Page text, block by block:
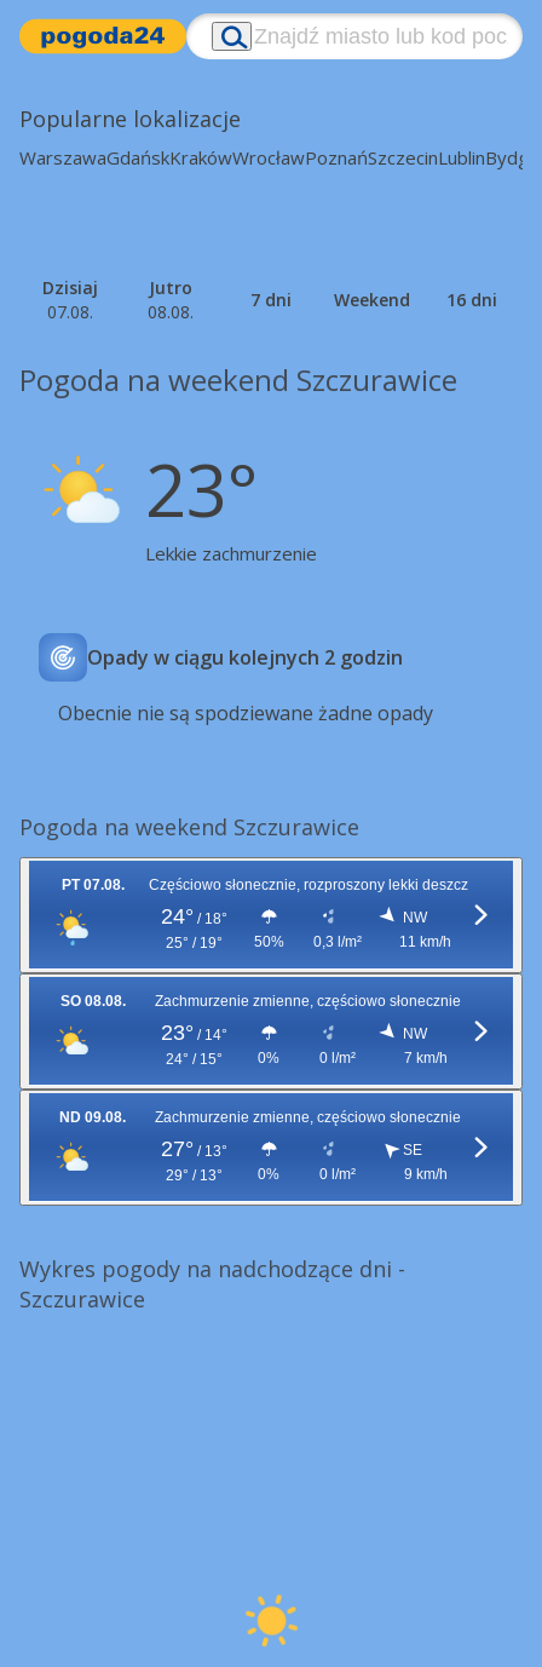
Popularne lokalizacje
WarszawaGdańskKrakówWrocławPoznańSzczecinLublin
Dzisiaj
07.08.
Jutro
08.08.
7 dni Weekend 16 dni
Pogoda na weekend Szczurawice
23°
Lekkie zachmurzenie
Opady w ciągu kolejnych 2 godzin
Obecnie nie są spodziewane żadne opady
Pogoda na weekend Szczurawice
PT 07.08. Częściowo słonecznie, rozproszony lekki deszcz
24° / 18°
25° / 19°
50% 0,3 l/m²
NW
11 km/h
SO 08.08. Zachmurzenie zmienne, częściowo słonecznie
23° / 14°
24° / 15°
0% 0 l/m²
NW
7 km/h
ND 09.08. Zachmurzenie zmienne, częściowo słonecznie
27° / 13°
29° / 13°
0% 0 l/m²
SE
9 km/h
Wykres pogody na nadchodzące dni -
Szczurawice